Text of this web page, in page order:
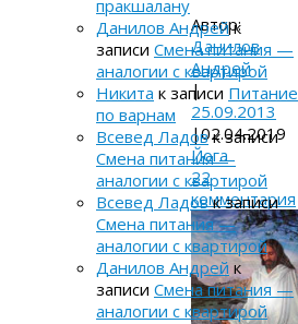
Автор:
Данилов
Андрей
|
25.09.2013
|02.04.2019
Йога
22
комментария
пракшалану
Данилов Андрейк
записи Смена питания —
аналогии с квартирой
Никита к записи Питание
по варнам
Всевед Ладовк записи
Смена питания —
аналогии с квартирой
Всевед Ладовк записи
Смена питания —
аналогии с квартирой
Данилов Андрейк
записи Смена питания —
аналогии с квартирой